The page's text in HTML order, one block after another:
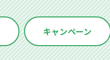
キャンペーン